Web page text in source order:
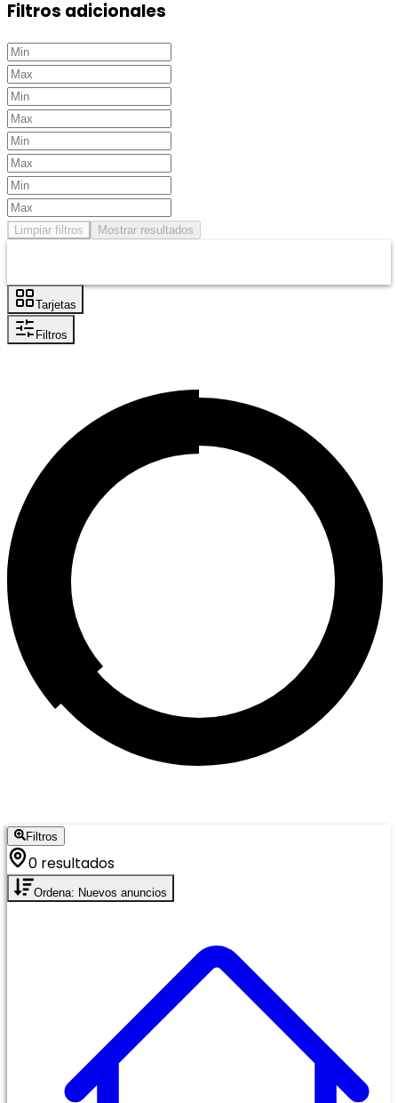
Filtros adicionales
Limpiar filtros Mostrar resultados
Tarjetas
Filtros
Filtros
0 resultados
Ordena: Nuevos anuncios